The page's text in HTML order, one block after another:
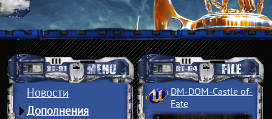
Новости
Дополнения
DM-DOM-Castle of­
Fate